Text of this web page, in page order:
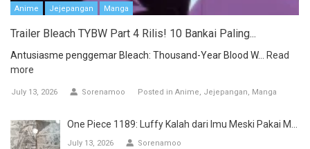
Anime Jejepangan Manga
Trailer Bleach TYBW Part 4 Rilis! 10 Bankai Paling...
Antusiasme penggemar Bleach: Thousand-Year Blood W... Read
more
July 13, 2026 Sorenamoo Posted in Anime Jejepangan Manga
One Piece 1189: Luffy Kalah dari Imu Meski Pakai M...
July 13, 2026 Sorenamoo